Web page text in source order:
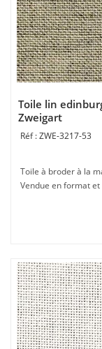
Toile lin
Zweigart
ZWE-3217-53
Toile à broder à la
Vendue en format